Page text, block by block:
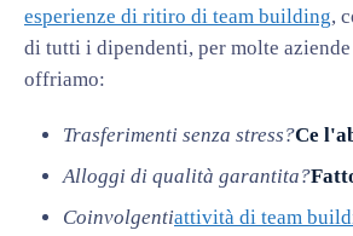
esperienze di ritiro di team building,
di tutti i dipendenti, per molte
offriamo:
Trasferimenti senza stress?Ce
Alloggi di qualità garantita?
Coinvolgentiattività di team